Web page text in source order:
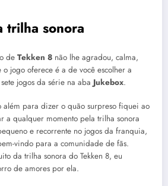
trilha sonora
de Tekken 8 não lhe agradou, calma,
jogo oferece é a de você escolher a
jogos da série na aba Jukebox.
além para dizer o quão surpreso fiquei ao
a qualquer momento pela trilha sonora
e recorrente no jogos da franquia,
vindo para a comunidade de fãs.
da trilha sonora do Tekken 8, eu
de amores por ela.